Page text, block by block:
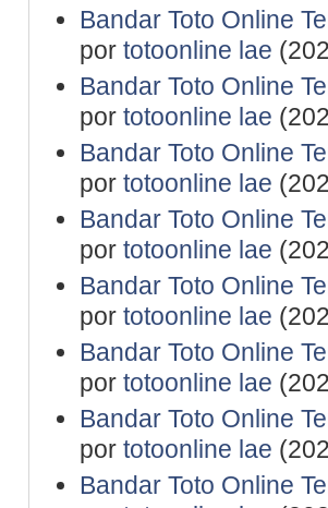
Bandar Toto Online
por totoonline lae
Bandar Toto Online
por totoonline lae
Bandar Toto Online
por totoonline lae
Bandar Toto Online
por totoonline lae
Bandar Toto Online
por totoonline lae
Bandar Toto Online
por totoonline lae
Bandar Toto Online
por totoonline lae
Bandar Toto Online